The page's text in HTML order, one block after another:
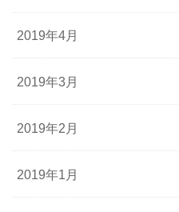
2019年4月
2019年3月
2019年2月
2019年1月